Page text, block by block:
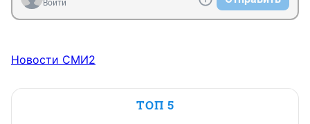
Войти
Новости СМИ2
ТОП 5